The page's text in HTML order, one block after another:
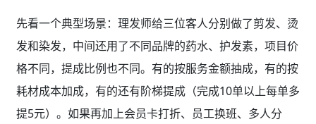
先看一个典型场景：理发师给三位客人分别做了剪发、烫
发和染发，中间还用了不同品牌的药水、护发素，项目价
格不同，提成比例也不同。有的按服务金额抽成，有的按
耗材成本加成，有的还有阶梯提成（完成10单以上每单多
提5元）。如果再加上会员卡打折、员工换班、多人分